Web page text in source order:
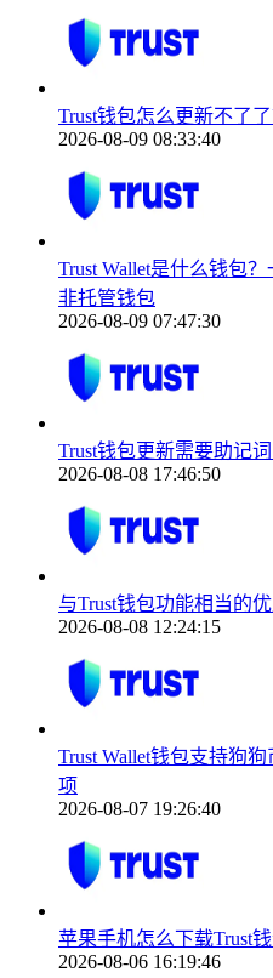
Trust钱包怎么更新不了
2026-08-09 08:33:40
Trust Wallet是什么钱包
非托管钱包
2026-08-09 07:47:30
Trust钱包更新需要助记
2026-08-08 17:46:50
与Trust钱包功能相当的
2026-08-08 12:24:15
Trust Wallet钱包支持狗
项
2026-08-07 19:26:40
苹果手机怎么下载Trust
2026-08-06 16:19:46